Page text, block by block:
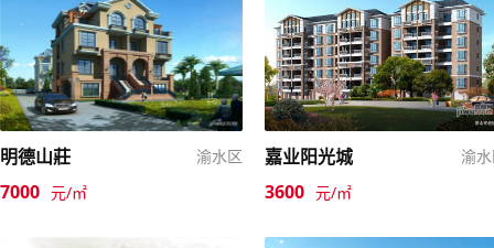
明德山莊 渝水区
7000 元/㎡
嘉业阳光城 渝
3600 元/㎡